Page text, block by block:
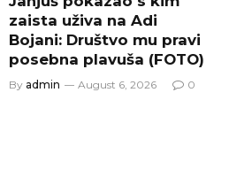
zaista uživa na Adi
Bojani: Društvo mu pravi
posebna plavuša (FOTO)
By admin August 6, 2026 0